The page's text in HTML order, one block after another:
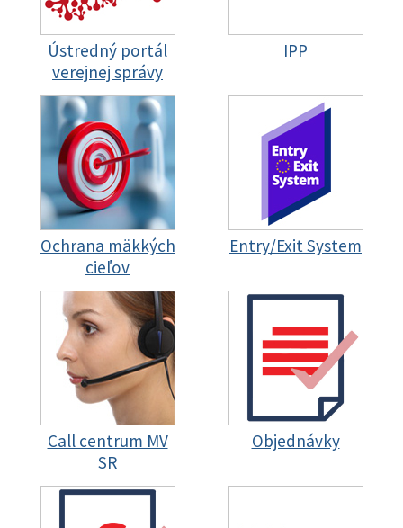
Ústredný portál
verejnej správy
IPP
Ochrana mäkkých
cieľov
Entry/Exit System
Call centrum MV
SR
Objednávky